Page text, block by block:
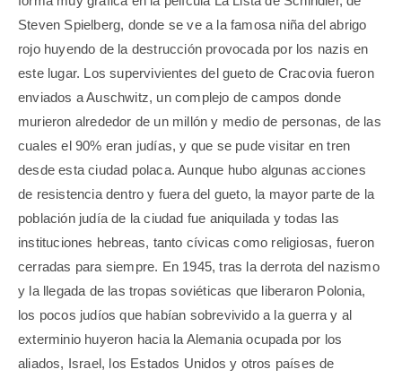
Steven Spielberg, donde se ve a la famosa niña del abrigo
rojo huyendo de la destrucción provocada por los nazis en
este lugar. Los supervivientes del gueto de Cracovia fueron
enviados a Auschwitz, un complejo de campos donde
murieron alrededor de un millón y medio de personas, de las
cuales el 90% eran judías, y que se pude visitar en tren
desde esta ciudad polaca. Aunque hubo algunas acciones
de resistencia dentro y fuera del gueto, la mayor parte de la
población judía de la ciudad fue aniquilada y todas las
instituciones hebreas, tanto cívicas como religiosas, fueron
cerradas para siempre. En 1945, tras la derrota del nazismo
y la llegada de las tropas soviéticas que liberaron Polonia,
los pocos judíos que habían sobrevivido a la guerra y al
exterminio huyeron hacia la Alemania ocupada por los
aliados, Israel, los Estados Unidos y otros países de